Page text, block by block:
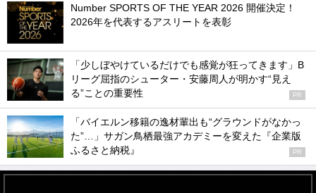
Number SPORTS OF THE YEAR 2026 開催決定！
2026年を代表するアスリートを表彰
「少しぼやけているだけでも感覚が狂ってきます」B
リーグ屈指のシューター・安藤周人が明かす“見え
る”ことの重要性
PR
「バイエルン移籍の逸材輩出も“グラウンドがなかっ
た”…」サガン鳥栖最強アカデミーを変えた『企業版
ふるさと納税』
PR